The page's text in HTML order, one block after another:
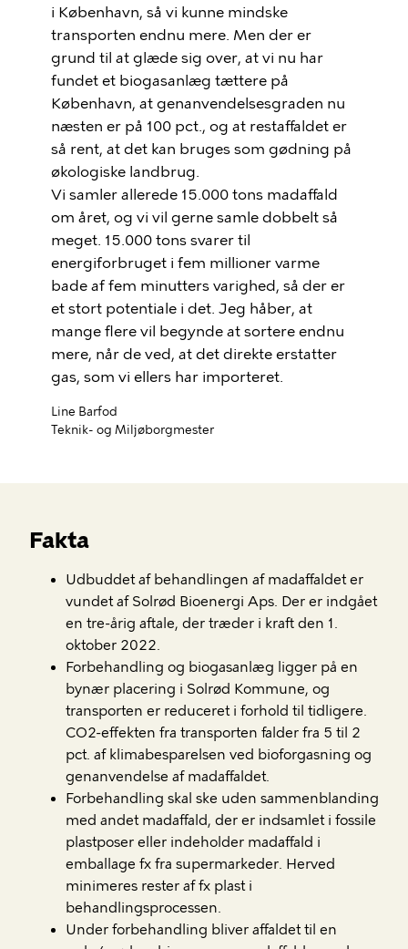
i København, så vi kunne mindske
transporten endnu mere. Men der er
grund til at glæde sig over, at vi nu har
fundet et biogasanlæg tættere på
København, at genanvendelsesgraden nu
næsten er på 100 pct., og at restaffaldet er
så rent, at det kan bruges som gødning på
økologiske landbrug.
Vi samler allerede 15.000 tons madaffald
om året, og vi vil gerne samle dobbelt så
meget. 15.000 tons svarer til
energiforbruget i fem millioner varme
bade af fem minutters varighed, så der er
et stort potentiale i det. Jeg håber, at
mange flere vil begynde at sortere endnu
mere, når de ved, at det direkte erstatter
gas, som vi ellers har importeret.
Line Barfod
Teknik- og Miljøborgmester
Fakta
Udbuddet af behandlingen af madaffaldet er
vundet af Solrød Bioenergi Aps. Der er indgået
en tre-årig aftale, der træder i kraft den 1.
oktober 2022.
Forbehandling og biogasanlæg ligger på en
bynær placering i Solrød Kommune, og
transporten er reduceret i forhold til tidligere.
CO2-effekten fra transporten falder fra 5 til 2
pct. af klimabesparelsen ved bioforgasning og
genanvendelse af madaffaldet.
Forbehandling skal ske uden sammenblanding
med andet madaffald, der er indsamlet i fossile
plastposer eller indeholder madaffald i
emballage fx fra supermarkeder. Herved
minimeres rester af fx plast i
behandlingsprocessen.
Under forbehandling bliver affaldet til en